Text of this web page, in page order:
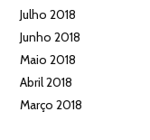
Julho 2018
Junho 2018
Maio 2018
Abril 2018
Março 2018